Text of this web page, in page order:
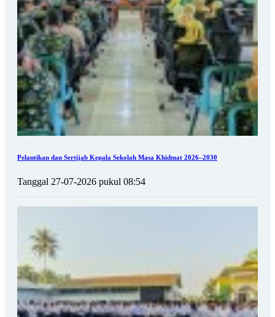
Pelantikan dan Sertijab Kepala Sekolah Masa Khidmat 2026–2030
Tanggal 27-07-2026 pukul 08:54